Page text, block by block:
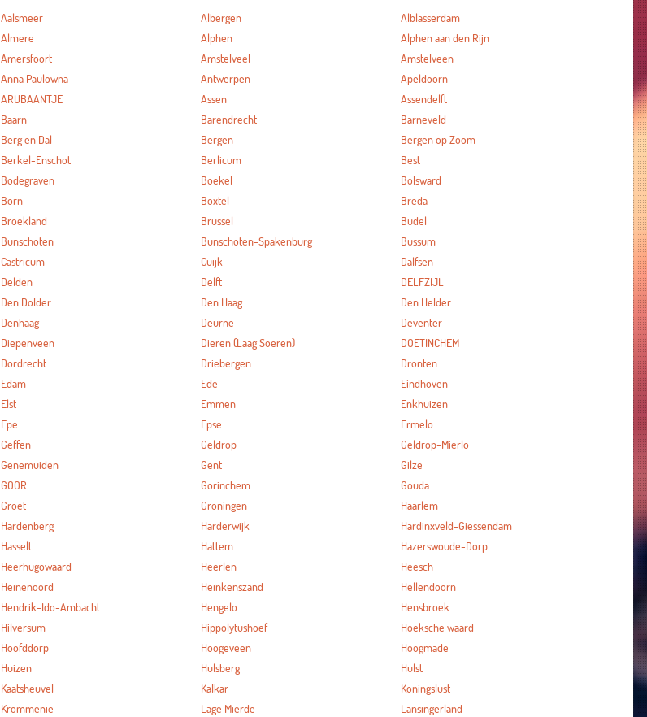
Aalsmeer Albergen
Alblasserdam
Almere Alphen
Alphen aan den Rijn
Amersfoort Amstelveel
Amstelveen
Anna Paulowna Antwerpen
Apeldoorn
ARUBAANTJE Assen
Assendelft
Baarn Barendrecht
Barneveld
Berg en Dal Bergen
Bergen op Zoom
Berkel-Enschot Berlicum
Best
Bodegraven Boekel
Bolsward
Born Boxtel
Breda
Broekland Brussel
Budel
Bunschoten Bunschoten-Spakenburg
Bussum
Castricum Cuijk
Dalfsen
Delden Delft
DELFZIJL
Den Dolder Den Haag
Den Helder
Denhaag Deurne
Deventer
Diepenveen Dieren (Laag Soeren)
DOETINCHEM
Dordrecht Driebergen
Dronten
Edam Ede
Eindhoven
Elst Emmen
Enkhuizen
Epe Epse
Ermelo
Geffen Geldrop
Geldrop-Mierlo
Genemuiden Gent
Gilze
GOOR Gorinchem
Gouda
Groet Groningen
Haarlem
Hardenberg Harderwijk
Hardinxveld-Giessendam
Hasselt Hattem
Hazerswoude-Dorp
Heerhugowaard Heerlen
Heesch
Heinenoord Heinkenszand
Hellendoorn
Hendrik-Ido-Ambacht Hengelo
Hensbroek
Hilversum Hippolytushoef
Hoeksche waard
Hoofddorp Hoogeveen
Hoogmade
Huizen Hulsberg
Hulst
Kaatsheuvel Kalkar
Koningslust
Krommenie Lage Mierde
Lansingerland